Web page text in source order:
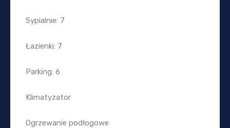
Sypialnie: 7
Łazienki: 7
Parking: 6
Klimatyzator
Ogrzewanie podłogowe